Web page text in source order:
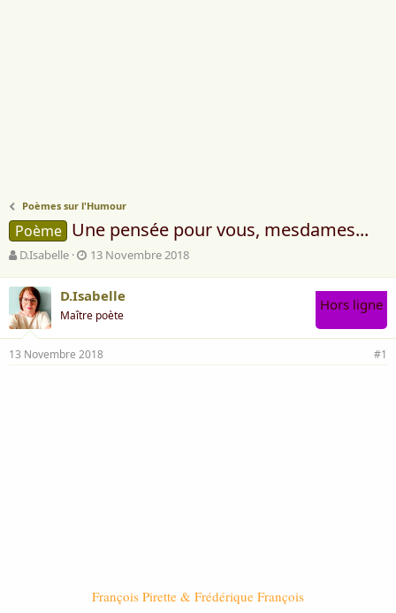
Poèmes sur l'Humour
Poème Une pensée pour vous, mesdames...
A
t
e
u
r
d
e
D.Isabelle
D
e
d
d
é
13 Novembre 2018
D.Isabelle
Maître poète
Hors ligne
13 Novembre 2018 #1
François Pirette & Frédérique François